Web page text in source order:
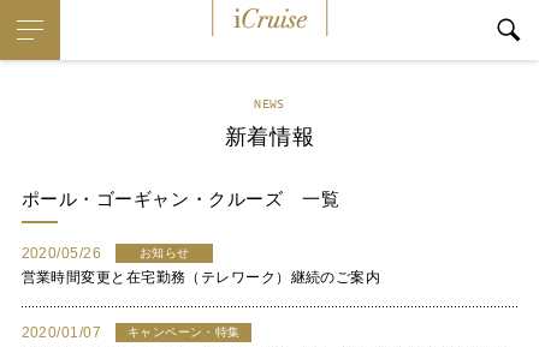
NEWS
新着情報
ポール・ゴーギャン・クルーズ 一覧
2020/05/26 お知らせ
営業時間変更と在宅勤務（テレワーク）継続のご案内
2020/01/07 キャンペーン・特集